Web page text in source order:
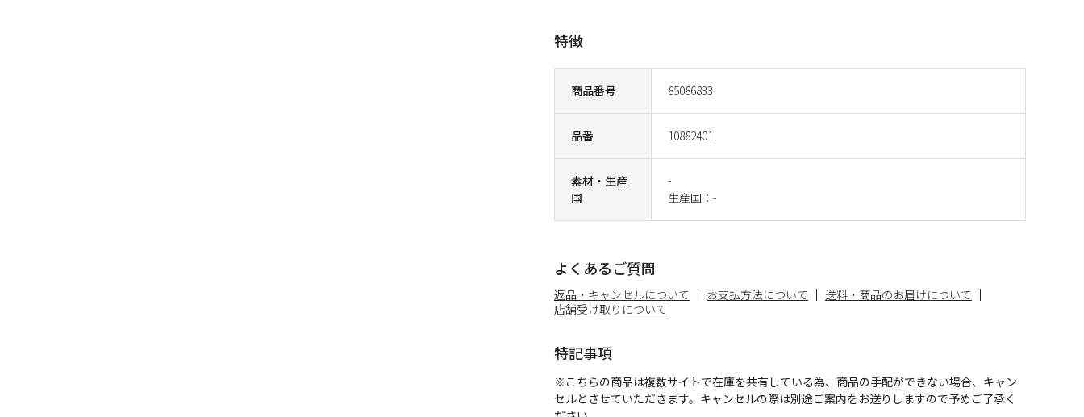
商品番号 85086833
品番 10882401
素材・生産
国
-
生産国：-
特徴
よくあるご質問
返品・キャンセルについて お支払方法について
送料・商品のお届けについて
店舗受け取りについて
特記事項
※こちらの商品は複数サイトで在庫を共有している為、商品の手配ができない場合、キャン
セルとさせていただきます。キャンセルの際は別途ご案内をお送りしますので予めご了承く